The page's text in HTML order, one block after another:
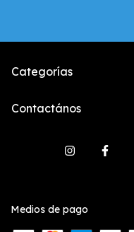
Categorías
Contactános
Medios de pago